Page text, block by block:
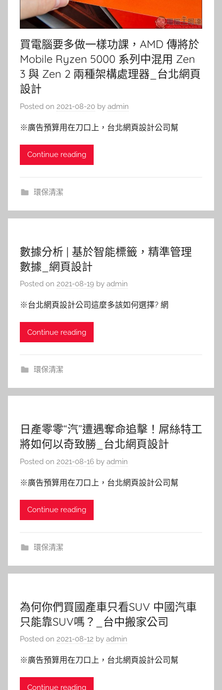
買電腦要多做一樣功課，AMD 傳將於
Mobile Ryzen 5000 系列中混用 Zen
3 與 Zen 2 兩種架構處理器_台北網頁
設計
Posted on 2021-08-20 by admin
※廣告預算用在刀口上，台北網頁設計公司幫
Continue reading
環保清潔
數據分析 | 基於智能標籤，精準管理
數據_網頁設計
Posted on 2021-08-19 by admin
※台北網頁設計公司這麼多該如何選擇? 網
Continue reading
環保清潔
日產零零“汽”遭遇奪命追擊！屌絲特工
將如何以奇致勝_台北網頁設計
Posted on 2021-08-16 by admin
※廣告預算用在刀口上，台北網頁設計公司幫
Continue reading
環保清潔
為何你們買國產車只看SUV 中國汽車
只能靠SUV嗎？_台中搬家公司
Posted on 2021-08-12 by admin
※廣告預算用在刀口上，台北網頁設計公司幫
Continue reading